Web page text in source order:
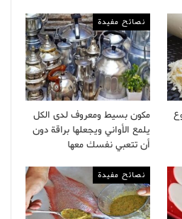
نصائح مفيدة
مكون بسيط ومعروف لدى الكل
يلمع الأواني ويجعلها براقة دون
أن تتعبي نفسك معها
نصائح مفيدة